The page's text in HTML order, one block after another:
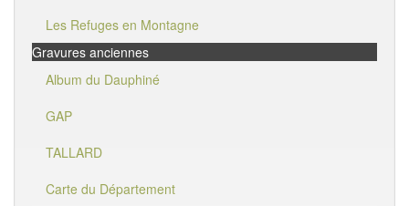
Les Refuges en Montagne
Gravures anciennes
Album du Dauphiné
GAP
TALLARD
Carte du Département